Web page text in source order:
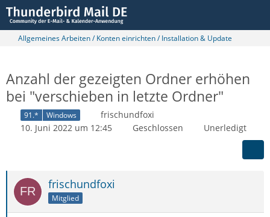
Allgemeines Arbeiten / Konten einrichten / Installation & Update
Anzahl der gezeigten Ordner erhöhen
bei "verschieben in letzte Ordner"
91.* Windows
frischundfoxi
10. Juni 2022 um 12:45
Geschlossen Unerledigt
frischundfoxi
Mitglied